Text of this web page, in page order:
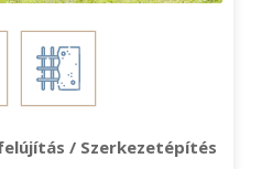
/ Szerkezetépítés